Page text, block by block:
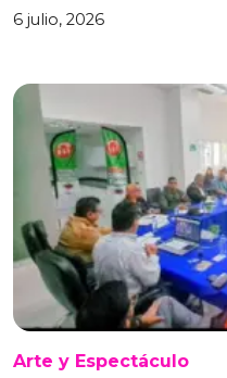
6 julio, 2026
Arte y Espectáculo